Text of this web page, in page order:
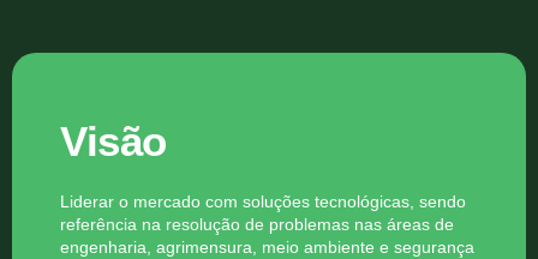
Visão
Liderar o mercado com soluções tecnológicas, sendo
referência na resolução de problemas nas áreas de
engenharia, agrimensura, meio ambiente e segurança